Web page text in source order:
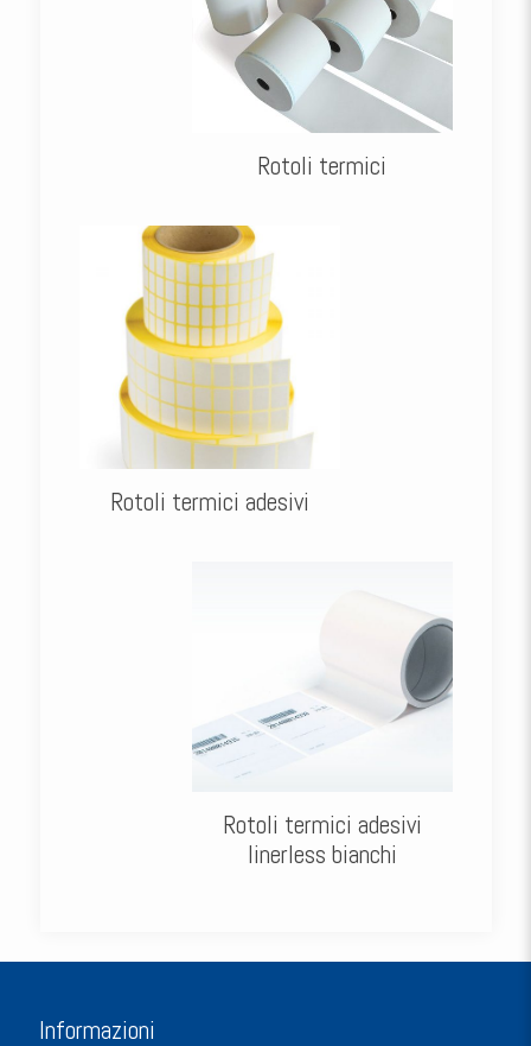
Rotoli termici
Rotoli termici adesivi
Rotoli termici adesivi
linerless bianchi
Informazioni